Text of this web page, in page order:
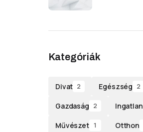
Kategóriák
Divat 2 Egészség 2
Gazdaság 2 Ingatlan
Művészet 1 Otthon